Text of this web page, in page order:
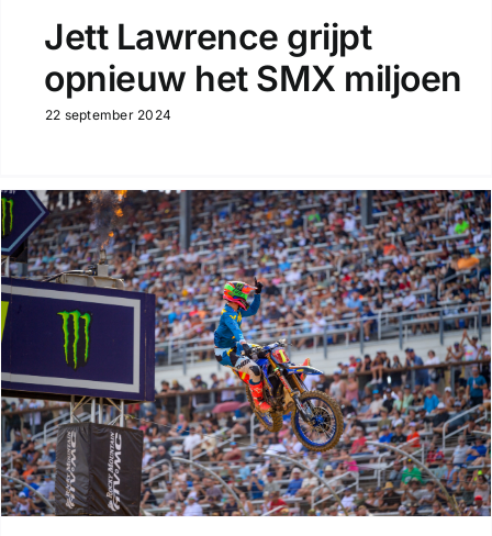
Jett Lawrence grijpt
opnieuw het SMX miljoen
22 september 2024